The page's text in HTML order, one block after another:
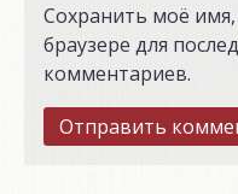
Сохранить моё имя,
браузере для
комментариев.